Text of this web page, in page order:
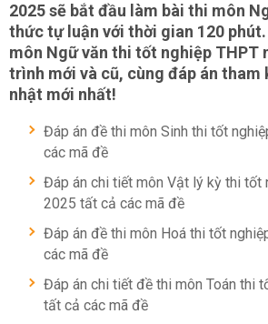
2025 sẽ bắt đầu làm bài thi môn
thức tự luận với thời gian 120
môn Ngữ văn thi tốt nghiệp THPT
trình mới và cũ, cùng đáp án tham
nhật mới nhất!
Đáp án đề thi môn Sinh thi tốt
các mã đề
Đáp án chi tiết môn Vật lý kỳ thi tốt
2025 tất cả các mã đề
Đáp án đề thi môn Hoá thi tốt
các mã đề
Đáp án chi tiết đề thi môn Toán thi
tất cả các mã đề